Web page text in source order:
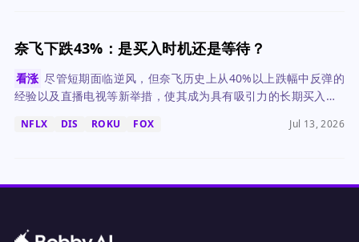
奈飞下跌43%：是买入时机还是等待？
看涨 尽管短期面临逆风，但奈飞历史上从40%以上跌幅中反弹的
经验以及直播电视等新举措，使其成为具有吸引力的长期买入标
NFLX DIS ROKU FOX Jul 13, 2026